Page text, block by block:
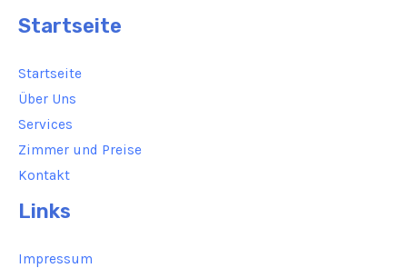
Startseite
Startseite
Über Uns
Services
Zimmer und Preise
Kontakt
Links
Impressum